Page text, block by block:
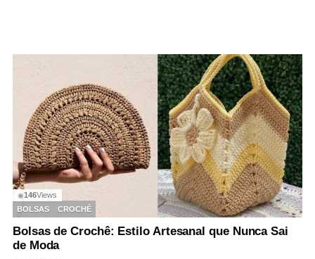
◉146Views
BOLSAS
CROCHÊ
Bolsas de Crochê: Estilo Artesanal que Nunca Sai
de Moda